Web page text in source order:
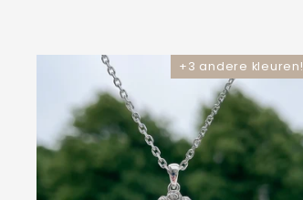
+3 andere kleuren!